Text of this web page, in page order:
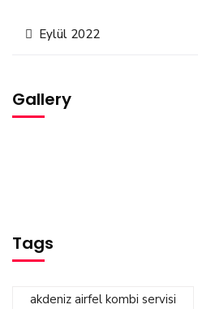
Eylül 2022
Gallery
Tags
akdeniz airfel kombi servisi